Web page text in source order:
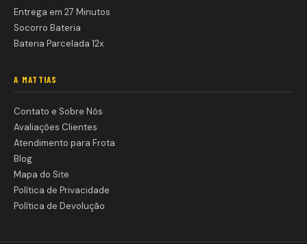
Entrega em 27 Minutos
Socorro Bateria
Bateria Parcelada 12x
A MATTIAS
Contato e Sobre Nós
Avaliações Clientes
Atendimento para Frota
Blog
Mapa do Site
Política de Privacidade
Política de Devolução